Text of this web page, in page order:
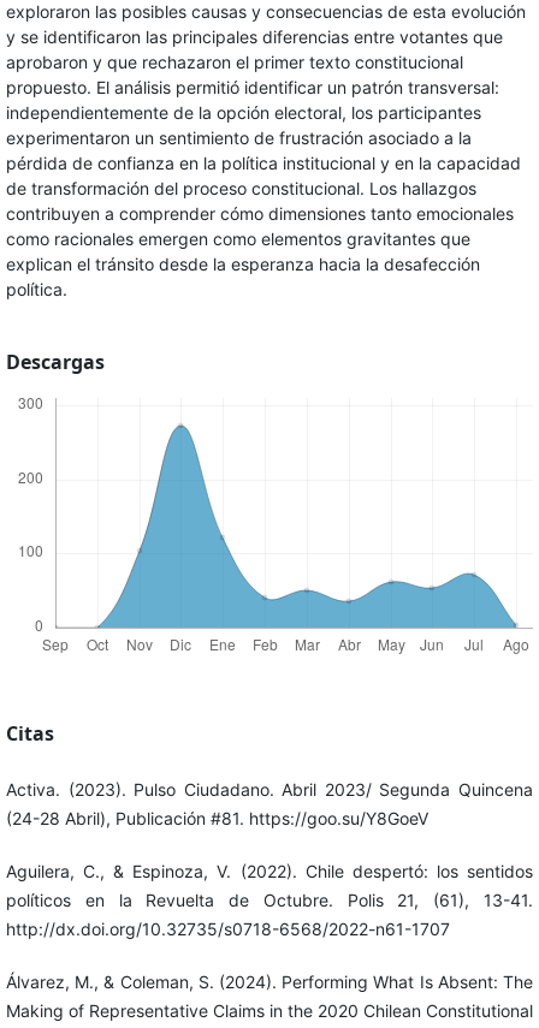
exploraron las posibles causas y consecuencias de esta evolución
y se identificaron las principales diferencias entre votantes que
aprobaron y que rechazaron el primer texto constitucional
propuesto. El análisis permitió identificar un patrón transversal:
independientemente de la opción electoral, los participantes
experimentaron un sentimiento de frustración asociado a la
pérdida de confianza en la política institucional y en la capacidad
de transformación del proceso constitucional. Los hallazgos
contribuyen a comprender cómo dimensiones tanto emocionales
como racionales emergen como elementos gravitantes que
explican el tránsito desde la esperanza hacia la desafección
política.
Descargas
Citas
Activa. (2023). Pulso Ciudadano. Abril 2023/ Segunda Quincena
(24-28 Abril), Publicación #81. https://goo.su/Y8GoeV
Aguilera, C., & Espinoza, V. (2022). Chile despertó: los sentidos
políticos en la Revuelta de Octubre. Polis 21, (61), 13-41.
http://dx.doi.org/10.32735/s0718-6568/2022-n61-1707
Álvarez, M., & Coleman, S. (2024). Performing What Is Absent: The
Making of Representative Claims in the 2020 Chilean Constitutional